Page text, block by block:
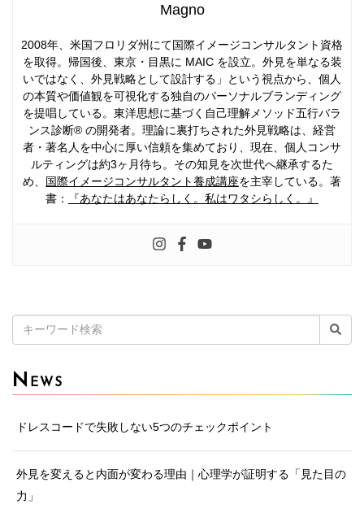
Magno
2008年、米国フロリダ州にて国際イメージコンサルタント資格
を取得。帰国後、東京・目黒に MAIC を設立。外見を単なる装
いではなく、外見戦略として設計する」という視点から、個人
の本質や価値観を可視化する独自のパーソナルブランディング
を提唱している。東洋思想に基づく自己理解メソッド五行バラ
ンス診断® の開発者。理論に裏打ちされた外見戦略は、経営
者・著名人を中心に厚い信頼を集めており、現在、個人コンサ
ルティングは約3ヶ月待ち。その知見を次世代へ継承するた
め、 国際イメージコンサルタント養成講座を主宰している。著
書：
『あなたはあなたらしく。私はワタシらしく。』
索:
N EWS
ドレスコードで失敗しない5つのチェックポイント
外見を変えると内面が変わる理由｜心理学が証明する「見た目の
力」